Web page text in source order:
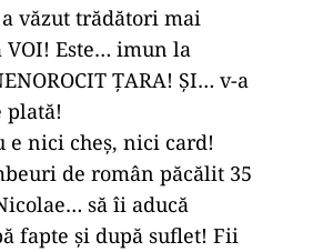
văzut trădători mai
VOI! Este… imun la
ȚARA! ȘI… v-a
plată!
e nici cheș, nici card!
de român păcălit 35
să îi aducă
fapte și după suflet! Fii